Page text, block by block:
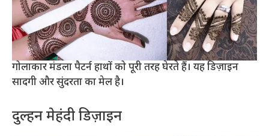
गोलाकार मंडला पैटर्न हाथों को पूरी तरह घेरते हैं। यह डिज़ाइन
सादगी और सुंदरता का मेल है।
दुल्हन मेहंदी डिज़ाइन